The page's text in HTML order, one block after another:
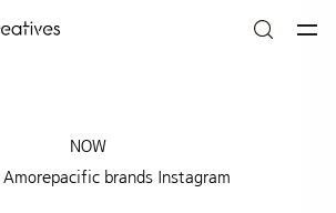
NOW
Amorepacific brands Instagram